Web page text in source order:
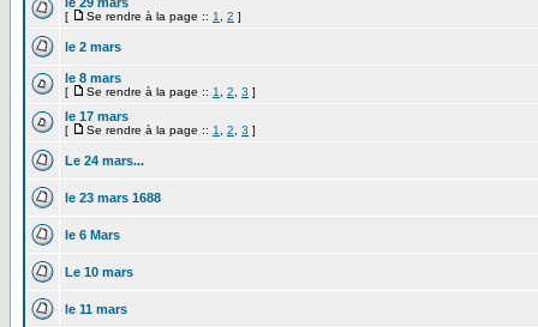
[ Se rendre à la page :: 1 2 ]
le 2 mars
le 8 mars
[ Se rendre à la page :: 1 2 3 ]
le 17 mars
[ Se rendre à la page :: 1 2 3 ]
Le 24 mars...
le 23 mars 1688
le 6 Mars
Le 10 mars
le 11 mars